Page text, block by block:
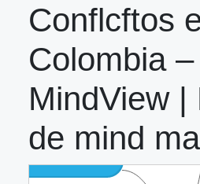
Conflcftos
Colombia –
MindView |
de mind